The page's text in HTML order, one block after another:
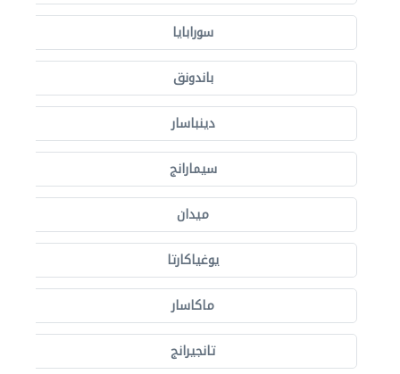
سورابايا
باندونق
دينباسار
سيمارانج
ميدان
يوغياكارتا
ماكاسار
تانجيرانج